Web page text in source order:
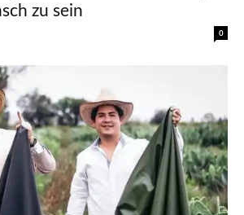
zu sein
0